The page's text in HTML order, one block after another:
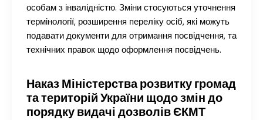
особам з інвалідністю. Зміни стосуються уточнення
термінології, розширення переліку осіб, які можуть
подавати документи для отримання посвідчення, та
технічних правок щодо оформлення посвідчень.
Наказ Міністерства розвитку громад
та територій України щодо змін до
порядку видачі дозволів ЄКМТ